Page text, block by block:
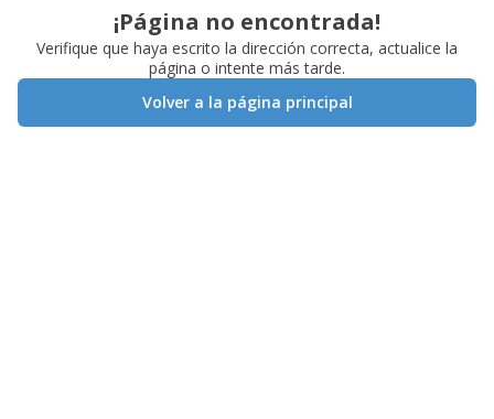
¡Página no encontrada!
Verifique que haya escrito la dirección correcta, actualice la
página o intente más tarde.